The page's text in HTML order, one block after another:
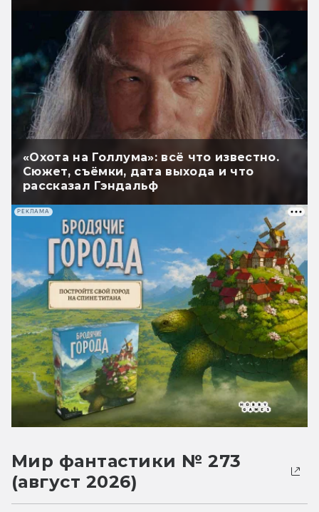
«Охота на Голлума»: всё что известно.
Сюжет, съёмки, дата выхода и что
рассказал Гэндальф
РЕКЛАМА
Мир фантастики № 273
(август 2026)